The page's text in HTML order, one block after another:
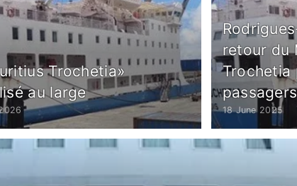
Trochetia»
au large
retour du
Trochetia
passagers
18 June 2025